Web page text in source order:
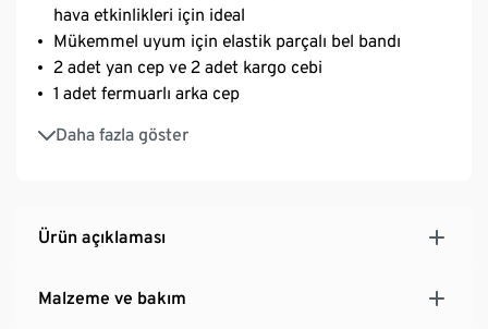
hava etkinlikleri için ideal
Mükemmel uyum için elastik parçalı bel bandı
2 adet yan cep ve 2 adet kargo cebi
1 adet fermuarlı arka cep
Daha fazla göster
Geri dönüştürülmüş malzeme içerir
Ürün açıklaması
Malzeme ve bakım